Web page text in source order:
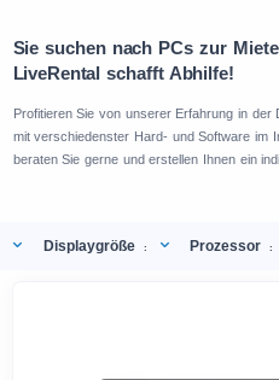
Sie suchen nach PCs zur
LiveRental schafft Abhilfe!
Profitieren Sie von unserer Erfahrung in
mit verschiedenster Hard- und Software im
beraten Sie gerne und erstellen Ihnen ein
Displaygröße : Prozessor :